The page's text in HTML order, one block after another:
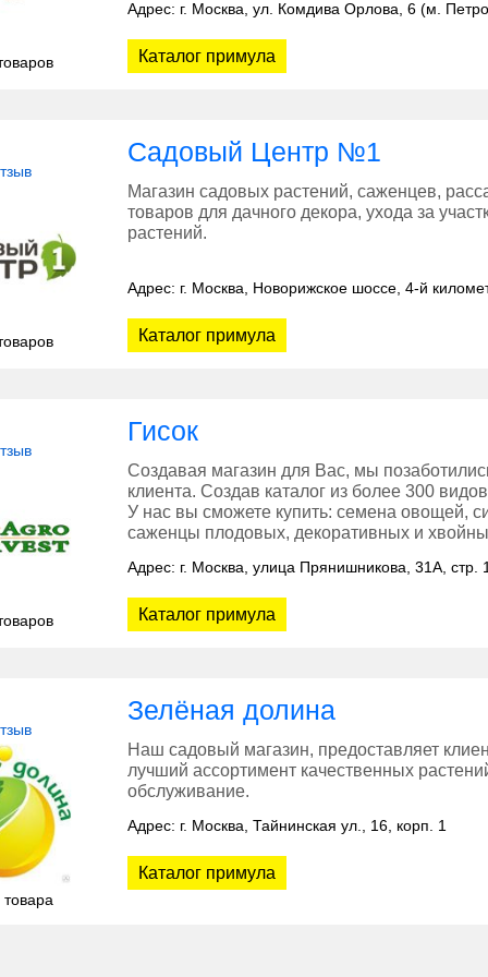
Адрес: г. Москва, ул. Комдива Орлова, 6 (м.
Каталог примула
Садовый Центр №1
Магазин садовых растений, саженцев,
товаров для дачного декора, ухода за
растений.
Адрес: г. Москва, Новорижское шоссе, 4-й
Каталог примула
Гисок
Создавая магазин для Вас, мы
клиента. Создав каталог из более 300
У нас вы сможете купить: семена овощей,
саженцы плодовых, декоративных и
Адрес: г. Москва, улица Прянишникова, 31А, стр.
Каталог примула
Зелёная долина
Наш садовый магазин, предоставляет
лучший ассортимент качественных
обслуживание.
Адрес: г. Москва, Тайнинская ул., 16, корп. 1
Каталог примула